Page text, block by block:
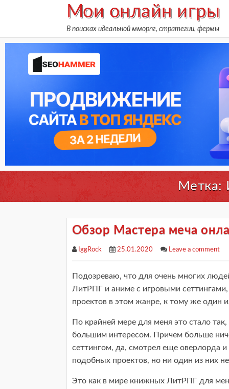
Мои онлайн игры
В поисках идеальной мморпг, стратегии, фермы
Метка:
Обзор Мастера меча
IggRock 25.01.2020 Leave a comment
Подозреваю, что для очень многих
ЛитРПГ и аниме с игровыми
проектов в этом жанре, к тому же один
По крайней мере для меня это стало
большим интересом. Причем больше
сеттингом, да, смотрел еще оверлорда
подобных проектов, но ни один из них
Это как в мире книжных ЛитРПГ для